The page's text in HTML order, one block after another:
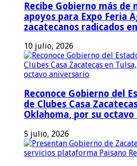
Recibe Gobierno más de
apoyos para Expo Feria
zacatecanos radicados
10 julio, 2026
Reconoce Gobierno del
de Clubes Casa
Oklahoma, por su
5 julio, 2026